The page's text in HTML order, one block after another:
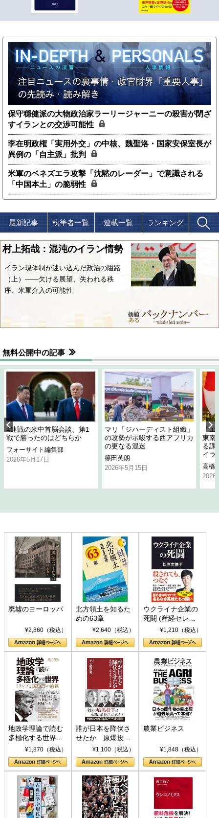
保守穏健派の大物政治家ラーリージャーニーの殺害が閉ざ
すイランとの交渉可能性
李在明政権「実用外交」の中核、魏聖洛・国家安保室長が
異例の「自主派」批判
米軍のベネズエラ攻撃「沈黙のレーダー」で意識される
「中国本土」の脆弱性
最新記事 執筆者一覧 連載一覧 ランキング
村上拓哉：混沌のイラン情勢
イラン現体制が迷い込んだ政治の隘路
（上）――欠ける展望、失われる秩
序、米軍介入の可能性
無料公開中の記事
4連戦の米中首脳会談、第1
戦で勝ったのはどちらか
フォーサイト編集部
2026年5月17日
マリ「ジハーディスト組織」
の攻勢が示唆する西アフリカ
の更なる混迷
篠田英朗
2026年5月15日
「
東南
る課
イラ
高橋
2026
廃墟のヨーロッパ
¥2,860（税込）
北方領土を知るた
めの63章
¥2,640（税込）
ウクライナ企業の
死闘 (産経セレク
ト S 039)¥1,210（税込）
地政学理論で読む
多極化する世界：
トランプとBRICS
の挑戦
¥1,870（税込）
誰が日本を降伏さ
せたか 原爆投
下、ソ連参戦、そ
して聖断 (PHP新
書)
¥1,100（税込）
農業ビジネス
¥1,848（税込）